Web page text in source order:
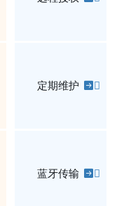
定期维护 
蓝牙传输 